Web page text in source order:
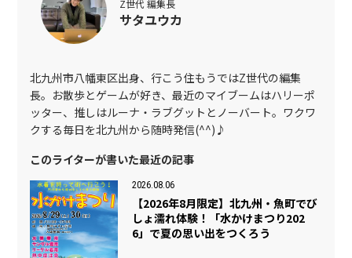
Z世代 編集長
サタユウカ
北九州市八幡東区出身、行こう住もうではZ世代の編集
長。お散歩とゲームが好き、最近のマイブームはハリーポ
ッター、推しはルーナ・ラブグットとノーバート。ワクワ
クする毎日を北九州から随時発信(^^)♪
このライターが書いた最近の記事
2026.08.06
【2026年8月限定】北九州・魚町でび
しょ濡れ体験！「水かけまつり202
6」で夏の思い出をつくろう